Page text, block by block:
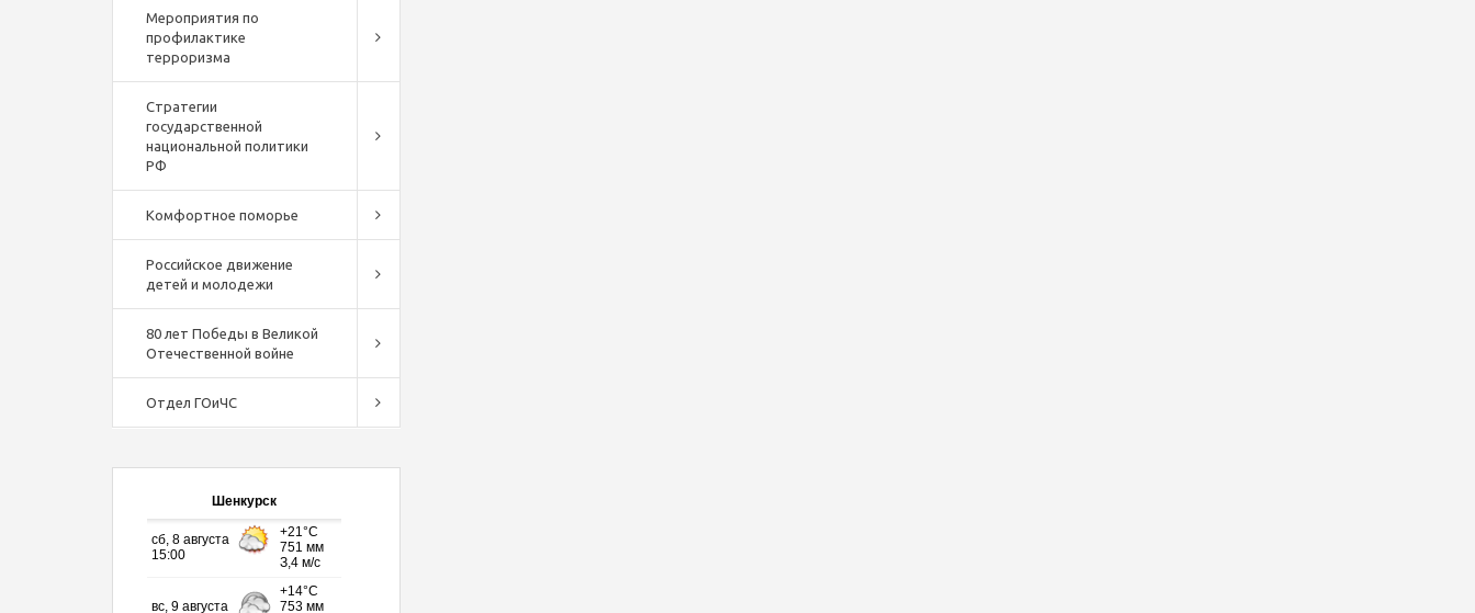
Мероприятия по
профилактике
терроризма
Стратегии
государственной
национальной политики
РФ
Комфортное поморье
Российское движение
детей и молодежи
80 лет Победы в Великой
Отечественной войне
Отдел ГОиЧС
Шенкурск